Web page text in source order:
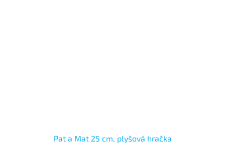
Pat a Mat 25 cm, plyšová hračka